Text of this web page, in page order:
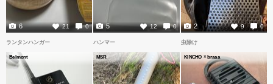
21 0
6 12 0
5 9 0
2
ランタンハンガー
Belmont
ハンマー
MSR
虫除け
KINCHO × braaa